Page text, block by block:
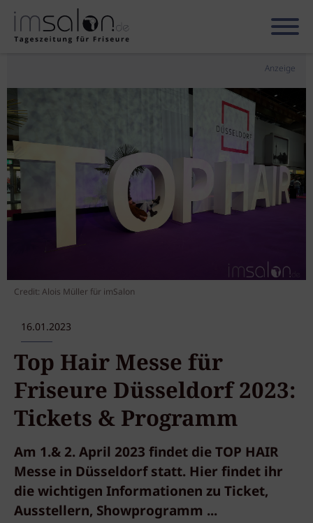
Anzeige
Credit: Alois Müller für imSalon
16.01.2023
Top Hair Messe für
Friseure Düsseldorf 2023:
Tickets & Programm
Am 1.& 2. April 2023 findet die TOP HAIR
Messe in Düsseldorf statt. Hier findet ihr
die wichtigen Informationen zu Ticket,
Ausstellern, Showprogramm ...